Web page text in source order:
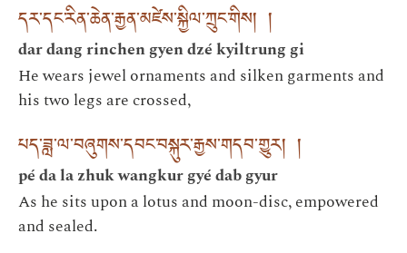
དར་དང་རིན་ཆེན་རྒྱན་མཛེས་སྐྱིལ་ཀྲུང་གིས། །
dar dang rinchen gyen dzé kyiltrung gi
He wears jewel ornaments and silken garments and
his two legs are crossed,
པད་ཟླ་ལ་བཞུགས་དབང་བསྐུར་རྒྱས་གདབ་གྱུར། །
pé da la zhuk wangkur gyé dab gyur
As he sits upon a lotus and moon-disc, empowered
and sealed.